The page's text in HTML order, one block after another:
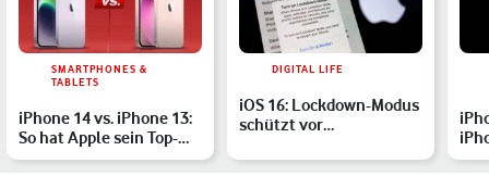
SMARTPHONES &
TABLETS
iPhone 14 vs. iPhone 13:
So hat Apple sein Top-
Smartphone verbess…
DIGITAL LIFE
iOS 16: Lockdown-Modus
schützt vor
funktio…